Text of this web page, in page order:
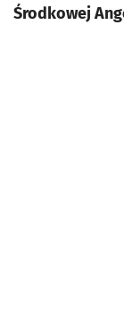
Środkowej